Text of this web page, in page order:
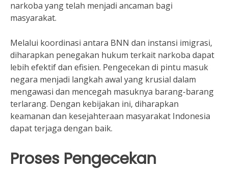
narkoba yang telah menjadi ancaman bagi
masyarakat.
Melalui koordinasi antara BNN dan instansi imigrasi,
diharapkan penegakan hukum terkait narkoba dapat
lebih efektif dan efisien. Pengecekan di pintu masuk
negara menjadi langkah awal yang krusial dalam
mengawasi dan mencegah masuknya barang-barang
terlarang. Dengan kebijakan ini, diharapkan
keamanan dan kesejahteraan masyarakat Indonesia
dapat terjaga dengan baik.
Proses Pengecekan